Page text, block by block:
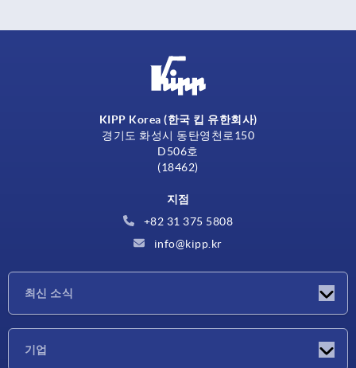
KIPP Korea (한국 킵 유한회사)
경기도 화성시 동탄영천로150
D506호
(18462)
지점
+82 31 375 5808
info@kipp.kr
최신 소식
기업